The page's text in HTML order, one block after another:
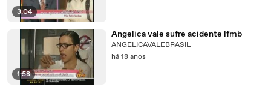
3:04
1:58
Angelica vale sufre acidente lfmb
ANGELICAVALEBRASIL
há 18 anos